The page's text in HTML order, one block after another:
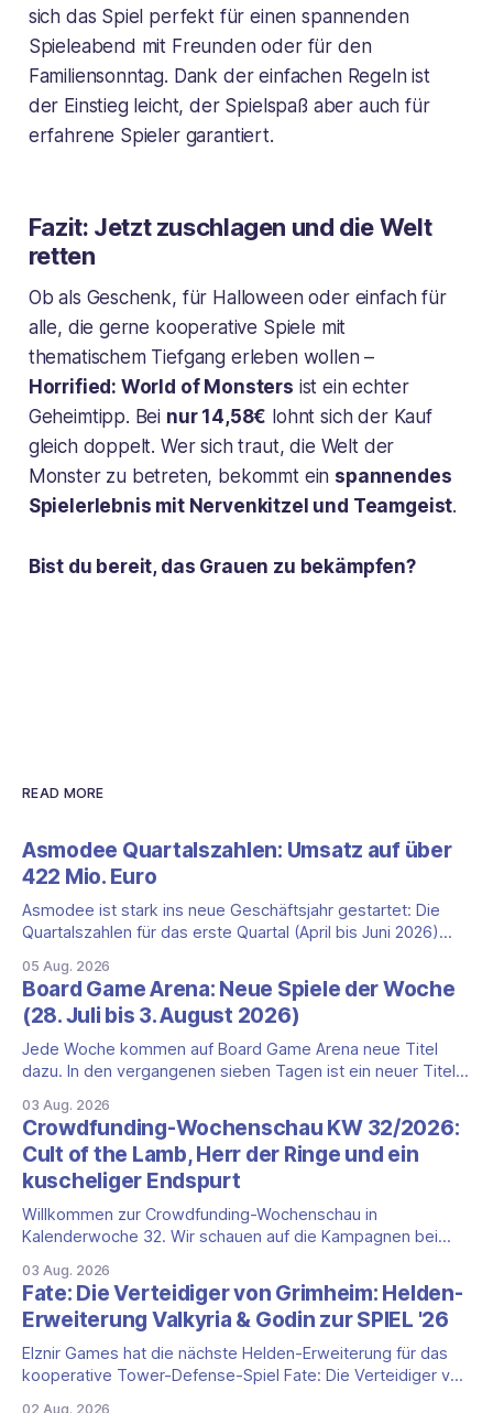
sich das Spiel perfekt für einen spannenden
Spieleabend mit Freunden oder für den
Familiensonntag. Dank der einfachen Regeln ist
der Einstieg leicht, der Spielspaß aber auch für
erfahrene Spieler garantiert.
Fazit: Jetzt zuschlagen und die Welt
retten
Ob als Geschenk, für Halloween oder einfach für
alle, die gerne kooperative Spiele mit
thematischem Tiefgang erleben wollen –
Horrified: World of Monsters ist ein echter
Geheimtipp. Bei nur 14,58€ lohnt sich der Kauf
gleich doppelt. Wer sich traut, die Welt der
Monster zu betreten, bekommt ein spannendes
Spielerlebnis mit Nervenkitzel und Teamgeist.
Bist du bereit, das Grauen zu bekämpfen?
READ MORE
Asmodee Quartalszahlen: Umsatz auf über
422 Mio. Euro
Asmodee ist stark ins neue Geschäftsjahr gestartet: Die
Quartalszahlen für das erste Quartal (April bis Juni 2026)
Prozent auf 422,1 Millionen Euro. Getragen wird das
Wachstum weiter von den Sammelkartenspielen, doch
erstmals seit Monaten zeigt auch das klassische
Brettspielgeschäft wieder
05 Aug. 2026
Board Game Arena: Neue Spiele der Woche
(28. Juli bis 3. August 2026)
Jede Woche kommen auf Board Game Arena neue Titel
dazu. In den vergangenen sieben Tagen ist ein neuer Titel
bekanntesten kooperativen Zombiespiele. Wir stellen dir
den Neuzugang mit seinen Eckdaten vor. Zombicide: 2nd
Edition: kooperatives Überleben gegen Zombiehorden Mit
Zombicide: 2nd
03 Aug. 2026
Crowdfunding-Wochenschau KW 32/2026:
Cult of the Lamb, Herr der Ringe und ein
kuscheliger Endspurt
Willkommen zur Crowdfunding-Wochenschau in
Kalenderwoche 32. Wir schauen auf die Kampagnen bei
gestartet sind, kurz vor dem Ende stehen oder aus anderen
Gründen einen Blick wert sind. Diese Woche dominieren
zwei Marken mit Millionenbeträgen, dazu kommt ein
deutlich kleinerer Endspurt. Cult
03 Aug. 2026
Fate: Die Verteidiger von Grimheim: Helden-
Erweiterung Valkyria & Godin zur SPIEL '26
Elznir Games hat die nächste Helden-Erweiterung für das
kooperative Tower-Defense-Spiel Fate: Die Verteidiger von
02 Aug. 2026